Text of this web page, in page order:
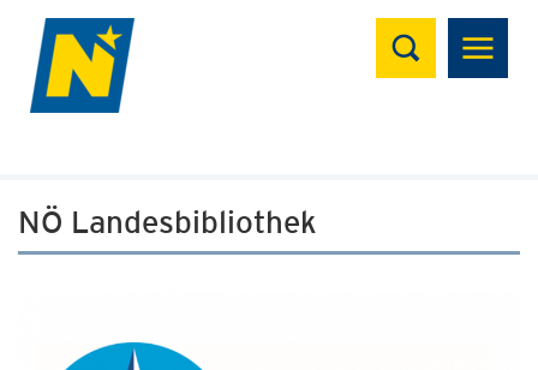
Suchen
NÖ Landesbibliothek